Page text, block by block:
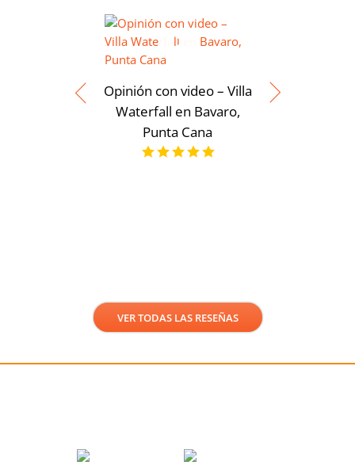
Opinión con video – Villa
Waterfall en Bavaro,
Punta Cana
VER TODAS LAS RESEÑAS